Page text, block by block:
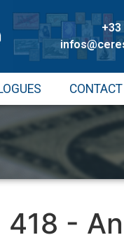
+33
CONTACT
418 -